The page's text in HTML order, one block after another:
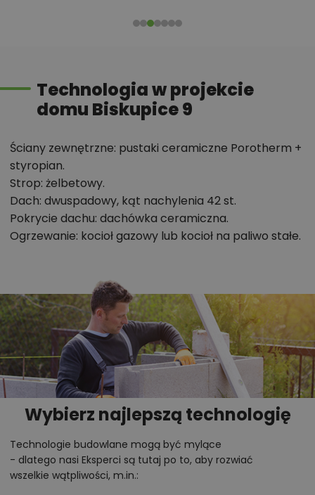
Zadzwoń52 384 49 90lub NAPISZ
Technologia w projekcie
domu Biskupice 9
Ściany zewnętrzne: pustaki ceramiczne Porotherm +
styropian.
Strop: żelbetowy.
Dach: dwuspadowy, kąt nachylenia 42 st.
Pokrycie dachu: dachówka ceramiczna.
Ogrzewanie: kocioł gazowy lub kocioł na paliwo stałe.
Wybierz najlepszą technologię
Technologie budowlane mogą być mylące
- dlatego nasi Eksperci są tutaj po to, aby rozwiać
wszelkie wątpliwości, m.in.: